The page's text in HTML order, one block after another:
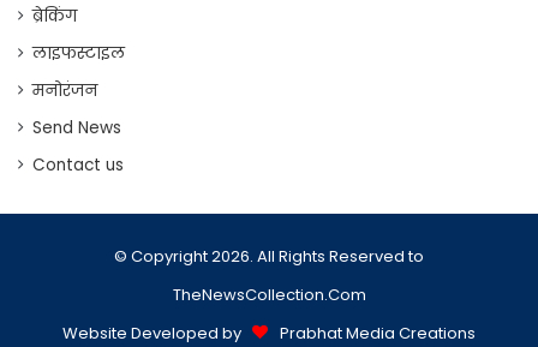
ब्रेकिंग
लाइफस्टाइल
मनोरंजन
Send News
Contact us
© Copyright 2026. All Rights Reserved to
TheNewsCollection.Com
Website Developed by
Prabhat Media Creations